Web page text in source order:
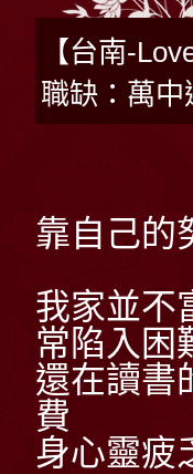
【台南-
職缺：萬
靠自己的
我家並不
常陷入
還在讀書
費
身心靈疲